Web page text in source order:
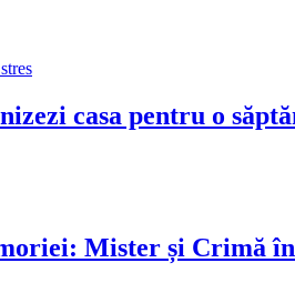
casa pentru o
Mister și Crimă